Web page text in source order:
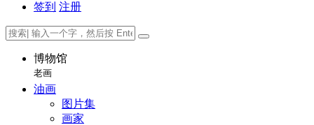
签到 注册
博物馆
老画
油画
图片集
画家